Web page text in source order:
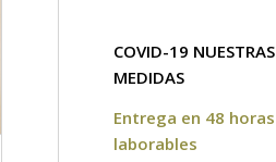
COVID-19 NUESTRAS
MEDIDAS
Entrega en 48 horas
laborables